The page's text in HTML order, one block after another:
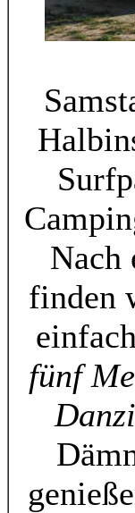
Nach
finden
fünf